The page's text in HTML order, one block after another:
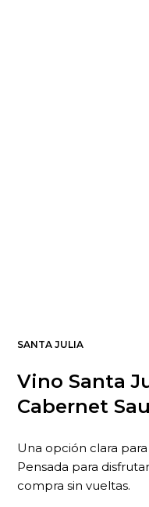
SANTA JULIA
Vino Santa
Cabernet
Una opción clara
Pensada para
compra sin vueltas.